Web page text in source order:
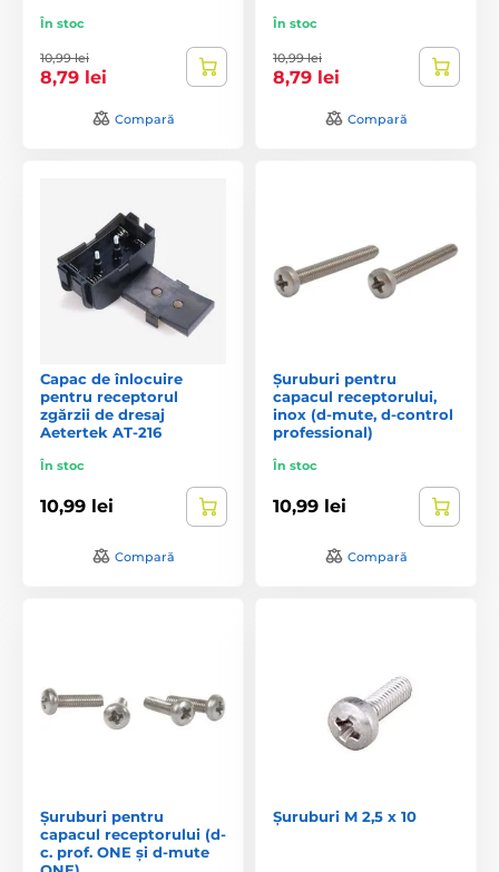
În stoc
10,99 lei
8,79 lei
Compară
În stoc
10,99 lei
8,79 lei
Compară
Capac de înlocuire
pentru receptorul
zgărzii de dresaj
Aetertek AT-216
În stoc
10,99 lei
Compară
Șuruburi pentru
capacul receptorului,
inox (d-mute, d-control
professional)
În stoc
10,99 lei
Compară
Șuruburi pentru
capacul receptorului (d-
c. prof. ONE și d-mute
Șuruburi M 2,5 x 10